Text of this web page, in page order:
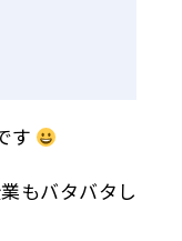
す
もバタバタし